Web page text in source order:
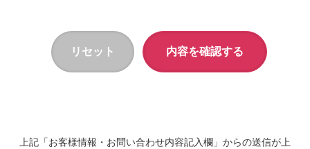
上記「お客様情報・お問い合わせ内容記入欄」からの送信が上